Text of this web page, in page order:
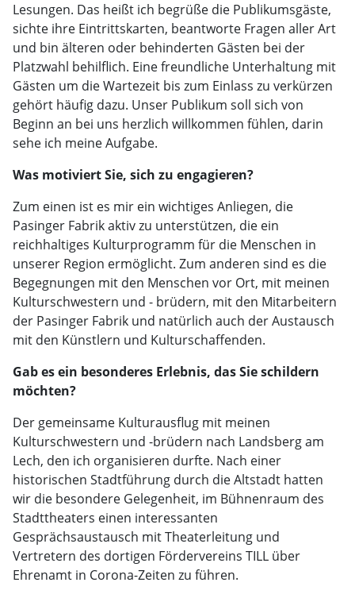
Lesungen. Das heißt ich begrüße die Publikumsgäste,
sichte ihre Eintrittskarten, beantworte Fragen aller Art
und bin älteren oder behinderten Gästen bei der
Platzwahl behilflich. Eine freundliche Unterhaltung mit
Gästen um die Wartezeit bis zum Einlass zu verkürzen
gehört häufig dazu. Unser Publikum soll sich von
Beginn an bei uns herzlich willkommen fühlen, darin
sehe ich meine Aufgabe.
Was motiviert Sie, sich zu engagieren?
Zum einen ist es mir ein wichtiges Anliegen, die
Pasinger Fabrik aktiv zu unterstützen, die ein
reichhaltiges Kulturprogramm für die Menschen in
unserer Region ermöglicht. Zum anderen sind es die
Begegnungen mit den Menschen vor Ort, mit meinen
Kulturschwestern und - brüdern, mit den Mitarbeitern
der Pasinger Fabrik und natürlich auch der Austausch
mit den Künstlern und Kulturschaffenden.
Gab es ein besonderes Erlebnis, das Sie schildern
möchten?
Der gemeinsame Kulturausflug mit meinen
Kulturschwestern und -brüdern nach Landsberg am
Lech, den ich organisieren durfte. Nach einer
historischen Stadtführung durch die Altstadt hatten
wir die besondere Gelegenheit, im Bühnenraum des
Stadttheaters einen interessanten
Gesprächsaustausch mit Theaterleitung und
Vertretern des dortigen Fördervereins TILL über
Ehrenamt in Corona-Zeiten zu führen.